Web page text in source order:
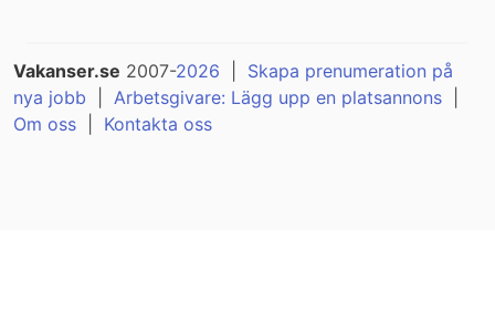
Vakanser.se 2007-2026
Skapa prenumeration på
nya jobb
Arbetsgivare: Lägg upp en platsannons
Om oss
Kontakta oss